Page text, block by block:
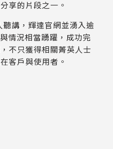
享的片段之一。
講，輝達官網並湧入逾
情況相當踴躍，成功完
不只獲得相關菁英人士
客戶與使用者。